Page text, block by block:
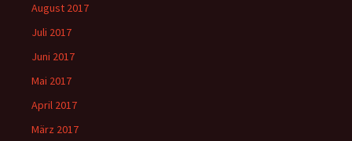
August 2017
Juli 2017
Juni 2017
Mai 2017
April 2017
März 2017